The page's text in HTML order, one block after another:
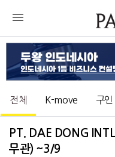
전체 K-move 구인
PT. DAE DONG
무관) ~3/9